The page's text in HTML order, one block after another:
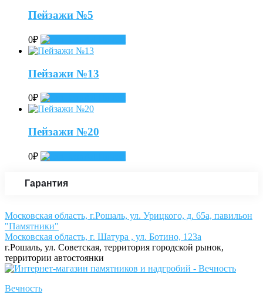
Пейзажи №5
0₽
Пейзажи №13
0₽
Пейзажи №20
0₽
Гарантия
Московская область, г.Рошаль, ул. Урицкого, д. 65а, павильон
"Памятники"
Московская область, г. Шатура , ул. Ботино, 123а
г.Рошаль, ул. Советская, территория городской рынок,
территории автостоянки
Вечность